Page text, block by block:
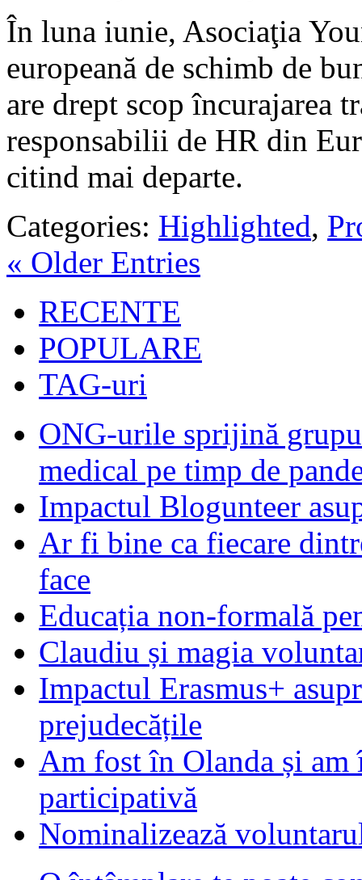
În luna iunie, Asociaţia
europeană de schimb de
are drept scop încurajarea
responsabilii de HR din
citind mai departe.
Categories: Highlighted,
« Older Entries
RECENTE
POPULARE
TAG-uri
ONG-urile sprijină
medical pe timp de
Impactul Blogunteer
Ar fi bine ca fiecare
face
Educația non-formală
Claudiu și magia
Impactul Erasmus+
prejudecățile
Am fost în Olanda și am
participativă
Nominalizează